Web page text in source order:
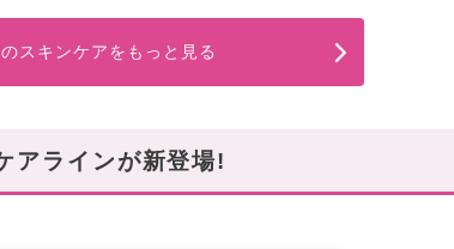
スキンケアをもっと見る
アラインが新登場!